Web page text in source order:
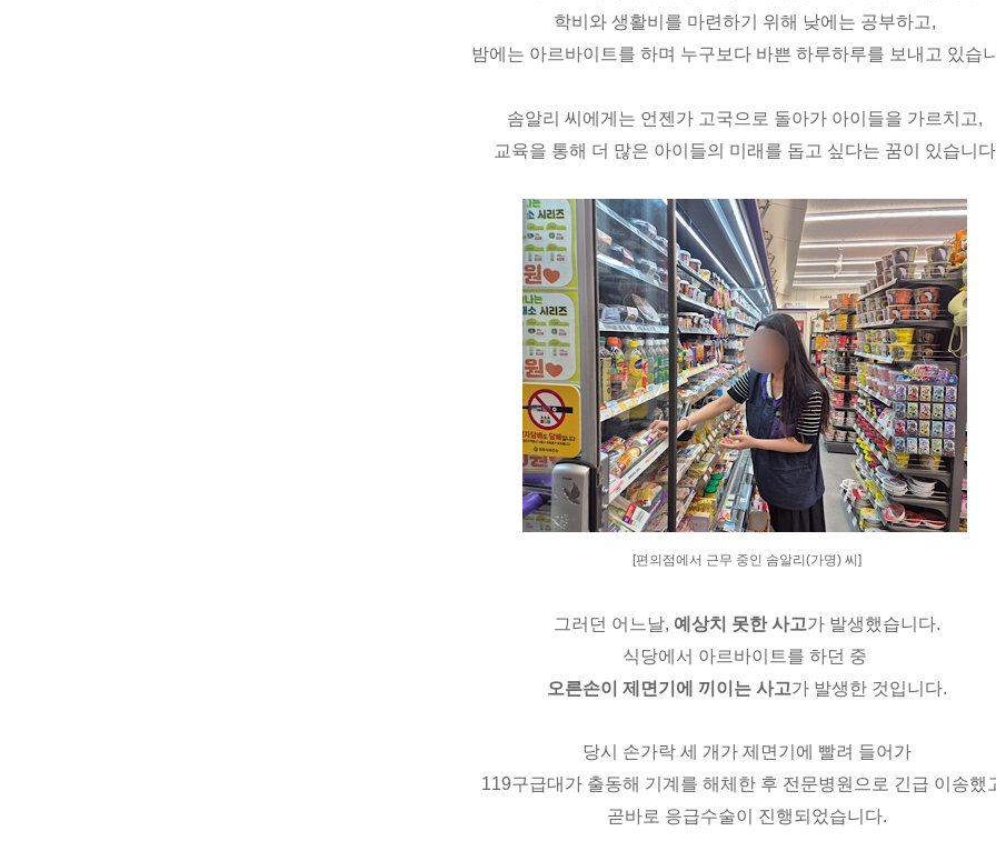
학비와 생활비를 마련하기 위해 낮에는 공부하고,
밤에는 아르바이트를 하며 누구보다 바쁜 하루하루를 보내고 있습
솜알리 씨에게는 언젠가 고국으로 돌아가 아이들을 가르치고,
교육을 통해 더 많은 아이들의 미래를 돕고 싶다는 꿈이 있습니
[편의점에서 근무 중인 솜알리(가명) 씨]
그러던 어느날, 예상치 못한 사고가 발생했습니다.
식당에서 아르바이트를 하던 중
오른손이 제면기에 끼이는 사고가 발생한 것입니다.
당시 손가락 세 개가 제면기에 빨려 들어가
119구급대가 출동해 기계를 해체한 후 전문병원으로 긴급 이송했
곧바로 응급수술이 진행되었습니다.